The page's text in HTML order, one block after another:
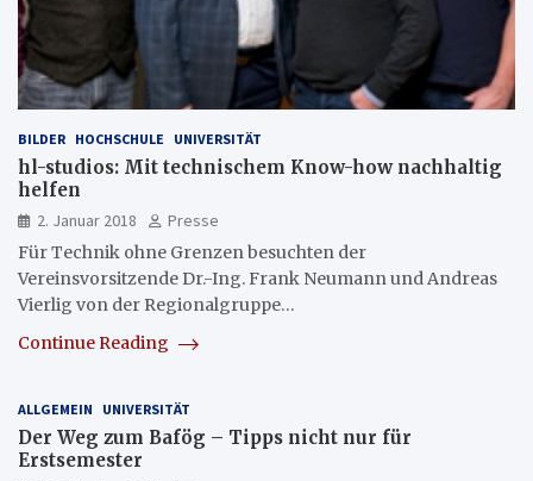
BILDER HOCHSCHULE UNIVERSITÄT
hl-studios: Mit technischem Know-how nachhaltig
helfen
2. Januar 2018
Presse
Für Technik ohne Grenzen besuchten der
Vereinsvorsitzende Dr.-Ing. Frank Neumann und Andreas
Vierlig von der Regionalgruppe…
Continue Reading
ALLGEMEIN UNIVERSITÄT
Der Weg zum Bafög – Tipps nicht nur für
Erstsemester